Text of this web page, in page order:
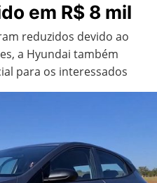
em R$ 8 mil
reduzidos devido ao
a Hyundai também
para os interessados